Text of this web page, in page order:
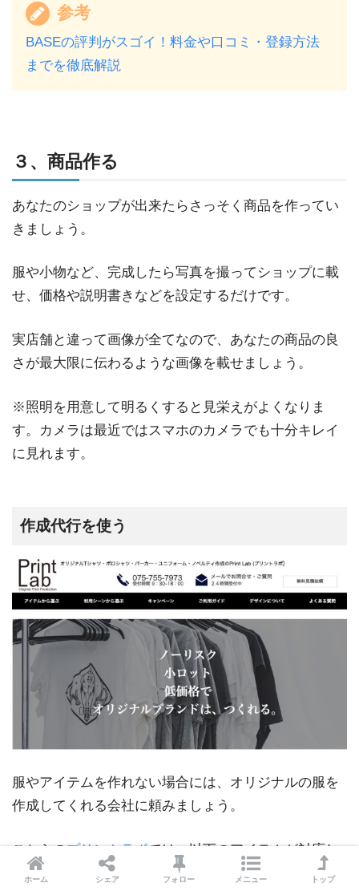
参考
BASEの評判がスゴイ！料金や口コミ・登録方法
までを徹底解説
３、商品作る
あなたのショップが出来たらさっそく商品を作ってい
きましょう。
服や小物など、完成したら写真を撮ってショップに載
せ、価格や説明書きなどを設定するだけです。
実店舗と違って画像が全てなので、あなたの商品の良
さが最大限に伝わるような画像を載せましょう。
※照明を用意して明るくすると見栄えがよくなりま
す。カメラは最近ではスマホのカメラでも十分キレイ
に見れます。
作成代行を使う
​服やアイテムを作れない場合には、オリジナルの服を
作成してくれる会社に頼みましょう。
こちらのプリントラボでは、以下のアイテムが対応し
ています。
ホーム シェア フォロー メニュー トップ